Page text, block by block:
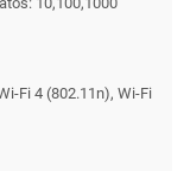
Fi 4 (802.11n), Wi-Fi